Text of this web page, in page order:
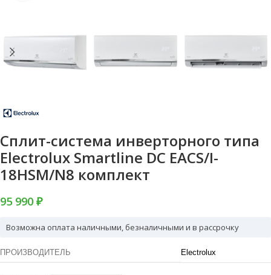
Сплит-система инверторного типа
Electrolux Smartline DC EACS/I-
18HSM/N8 комплект
95 990 ₽
Возможна оплата наличными, безналичными и в рассрочку
ПРОИЗВОДИТЕЛЬ Electrolux